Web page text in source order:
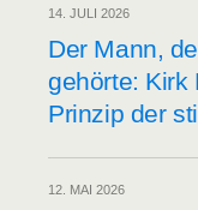
14. JULI 2026
Der Mann,
gehör­te: Kirk
Prin­zip der
12. MAI 2026